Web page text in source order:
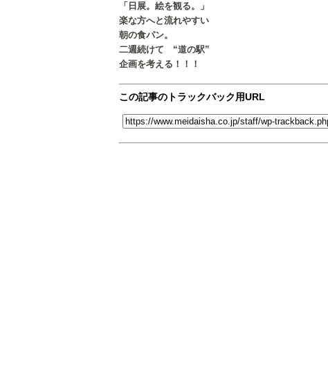
「日展。絵を観る。」
楽な方へと流れやすい
朝の食パン。
二週続けて “道の駅”
企画を考える！！！
この記事のトラックバック用URL